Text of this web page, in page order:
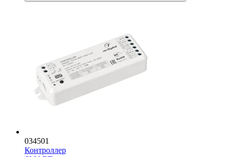
034501
Контроллер